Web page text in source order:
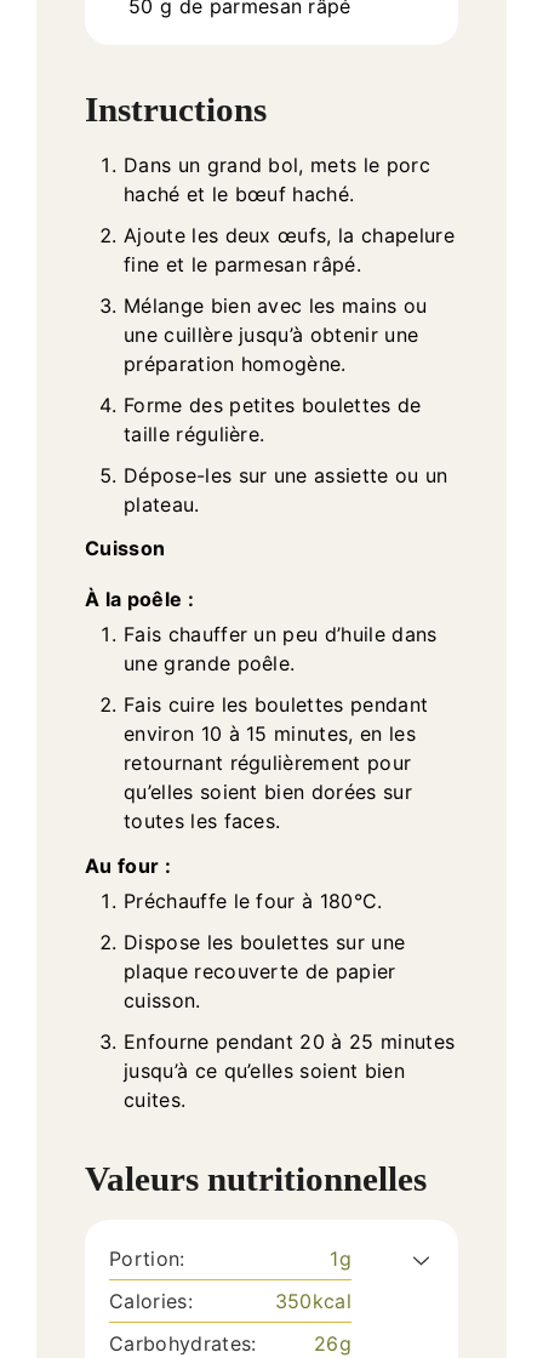
50 g de parmesan râpé
Instructions
Dans un grand bol, mets le porc
haché et le bœuf haché.
Ajoute les deux œufs, la chapelure
fine et le parmesan râpé.
Mélange bien avec les mains ou
une cuillère jusqu’à obtenir une
préparation homogène.
Forme des petites boulettes de
taille régulière.
Dépose-les sur une assiette ou un
plateau.
Cuisson
À la poêle :
Fais chauffer un peu d’huile dans
une grande poêle.
Fais cuire les boulettes pendant
environ 10 à 15 minutes, en les
retournant régulièrement pour
qu’elles soient bien dorées sur
toutes les faces.
Au four :
Préchauffe le four à 180°C.
Dispose les boulettes sur une
plaque recouverte de papier
cuisson.
Enfourne pendant 20 à 25 minutes
jusqu’à ce qu’elles soient bien
cuites.
Valeurs nutritionnelles
Portion: 1g
Calories:
350kcal
Carbohydrates:
26g